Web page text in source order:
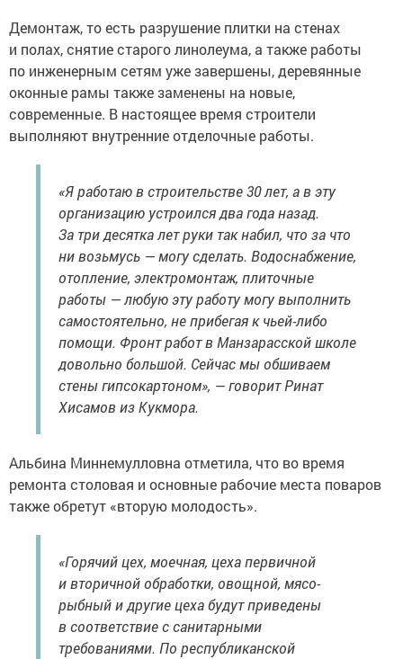
Демонтаж, то есть разрушение плитки на стенах
и полах, снятие старого линолеума, а также работы
по инженерным сетям уже завершены, деревянные
оконные рамы также заменены на новые,
современные. В настоящее время строители
выполняют внутренние отделочные работы.
«Я работаю в строительстве 30 лет, а в эту
организацию устроился два года назад.
За три десятка лет руки так набил, что за что
ни возьмусь — могу сделать. Водоснабжение,
отопление, электромонтаж, плиточные
работы — любую эту работу могу выполнить
самостоятельно, не прибегая к чьей-либо
помощи. Фронт работ в Манзарасской школе
довольно большой. Сейчас мы обшиваем
стены гипсокартоном», — говорит Ринат
Хисамов из Кукмора.
Альбина Миннемулловна отметила, что во время
ремонта столовая и основные рабочие места поваров
также обретут «вторую молодость».
«Горячий цех, моечная, цеха первичной
и вторичной обработки, овощной, мясо-
рыбный и другие цеха будут приведены
в соответствие с санитарными
требованиями. По республиканской